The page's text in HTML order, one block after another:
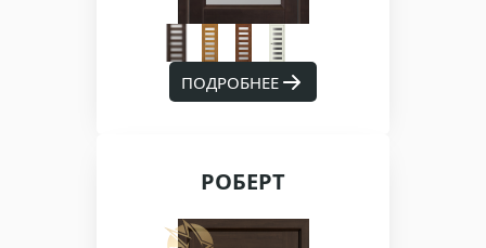
ПОДРОБНЕЕ
РОБЕРТ